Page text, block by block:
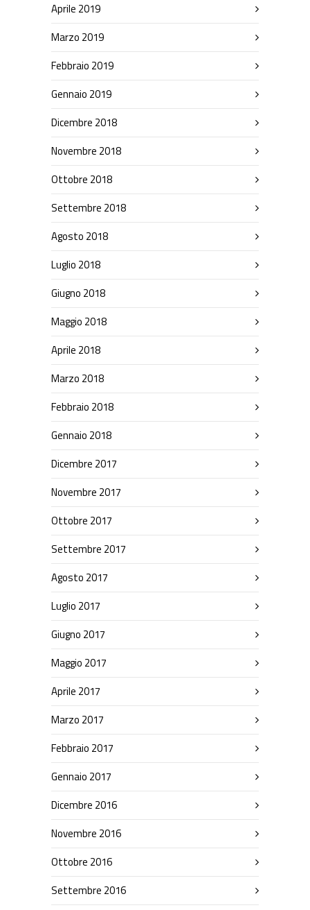
Aprile 2019
Marzo 2019
Febbraio 2019
Gennaio 2019
Dicembre 2018
Novembre 2018
Ottobre 2018
Settembre 2018
Agosto 2018
Luglio 2018
Giugno 2018
Maggio 2018
Aprile 2018
Marzo 2018
Febbraio 2018
Gennaio 2018
Dicembre 2017
Novembre 2017
Ottobre 2017
Settembre 2017
Agosto 2017
Luglio 2017
Giugno 2017
Maggio 2017
Aprile 2017
Marzo 2017
Febbraio 2017
Gennaio 2017
Dicembre 2016
Novembre 2016
Ottobre 2016
Settembre 2016